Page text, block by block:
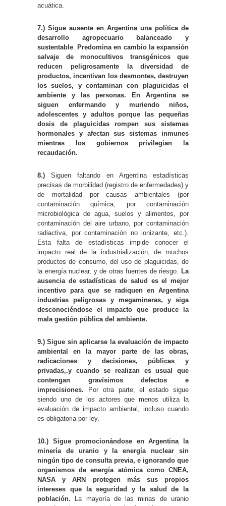
acuática.
7.) Sigue ausente en Argentina una política de
desarrollo agropecuario balanceado y
sustentable .Predomina en cambio la expansión
salvaje de monocultivos transgénicos que
reducen peligrosamente la diversidad de
productos, incentivan los desmontes, destruyen
los suelos, y contaminan con plaguicidas el
ambiente y las personas. En Argentina se
siguen enfermando y muriendo niños,
adolescentes y adultos porque las pequeñas
dosis de plaguicidas rompen sus sistemas
hormonales y afectan sus sistemas inmunes
mientras los gobiernos privilegian la
recaudación.
8.) Siguen faltando en Argentina estadísticas
precisas de morbilidad (registro de enfermedades) y
de mortalidad por causas ambientales (por
contaminación química, por contaminación
microbiológica de agua, suelos y alimentos, por
contaminación del aire urbano, por contaminación
radiactiva, por contaminación no ionizante, etc.).
Esta falta de estadísticas impide conocer el
impacto real de la industrialización, de muchos
productos de consumo, del uso de plaguicidas, de
la energía nuclear, y de otras fuentes de riesgo. La
ausencia de estadísticas de salud es el mejor
incentivo para que se radiquen en Argentina
industrias peligrosas y megamineras, y siga
desconociéndose el impacto que produce la
mala gestión pública del ambiente.
9.) Sigue sin aplicarse la evaluación de impacto
ambiental en la mayor parte de las obras,
radicaciones y decisiones, públicas y
privadas,.y cuando se realizan es usual que
contengan gravísimos defectos e
imprecisiones. Por otra parte, el estado sigue
siendo uno de los actores que menos utiliza la
evaluación de impacto ambiental, incluso cuando
es obligatoria por ley.
10.) Sigue promocionándose en Argentina la
minería de uranio y la energía nuclear sin
ningún tipo de consulta previa, e ignorando que
organismos de energía atómica como CNEA,
NASA y ARN protegen más sus propios
intereses que la seguridad y la salud de la
población. La mayoría de las minas de uranio